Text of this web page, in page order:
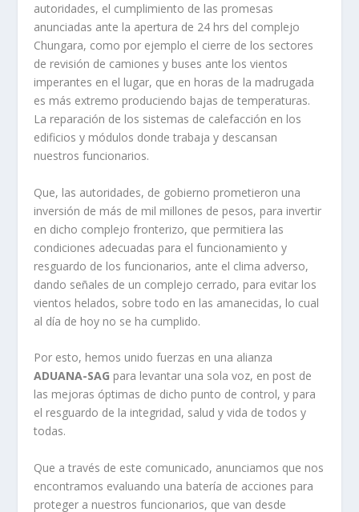
autoridades, el cumplimiento de las promesas
anunciadas ante la apertura de 24 hrs del complejo
Chungara, como por ejemplo el cierre de los sectores
de revisión de camiones y buses ante los vientos
imperantes en el lugar, que en horas de la madrugada
es más extremo produciendo bajas de temperaturas.
La reparación de los sistemas de calefacción en los
edificios y módulos donde trabaja y descansan
nuestros funcionarios.
Que, las autoridades, de gobierno prometieron una
inversión de más de mil millones de pesos, para invertir
en dicho complejo fronterizo, que permitiera las
condiciones adecuadas para el funcionamiento y
resguardo de los funcionarios, ante el clima adverso,
dando señales de un complejo cerrado, para evitar los
vientos helados, sobre todo en las amanecidas, lo cual
al día de hoy no se ha cumplido.
Por esto, hemos unido fuerzas en una alianza
ADUANA-SAG para levantar una sola voz, en post de
las mejoras óptimas de dicho punto de control, y para
el resguardo de la integridad, salud y vida de todos y
todas.
Que a través de este comunicado, anunciamos que nos
encontramos evaluando una batería de acciones para
proteger a nuestros funcionarios, que van desde